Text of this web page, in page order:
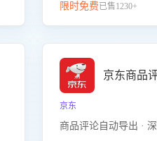
限时免费已售1230+
京东商品
京东
商品评论自动导出 ·